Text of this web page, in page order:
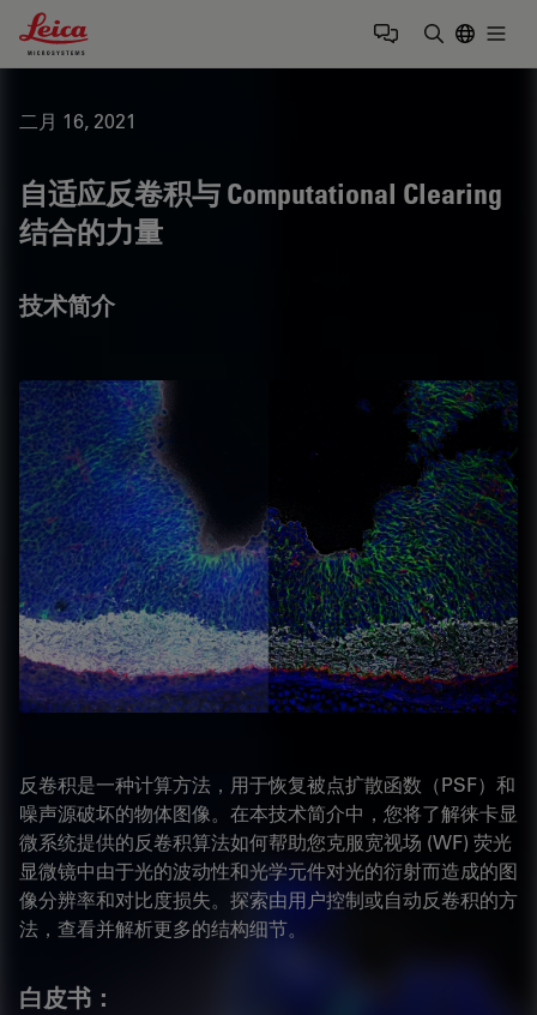
Leica Microsystems Logo
二月 16, 2021
自适应反卷积与 Computational Clearing
结合的力量
技术简介
反卷积是一种计算方法，用于恢复被点扩散函数（PSF）和
噪声源破坏的物体图像。在本技术简介中，您将了解徕卡显
微系统提供的反卷积算法如何帮助您克服宽视场 (WF) 荧光
显微镜中由于光的波动性和光学元件对光的衍射而造成的图
像分辨率和对比度损失。探索由用户控制或自动反卷积的方
法，查看并解析更多的结构细节。
白皮书：